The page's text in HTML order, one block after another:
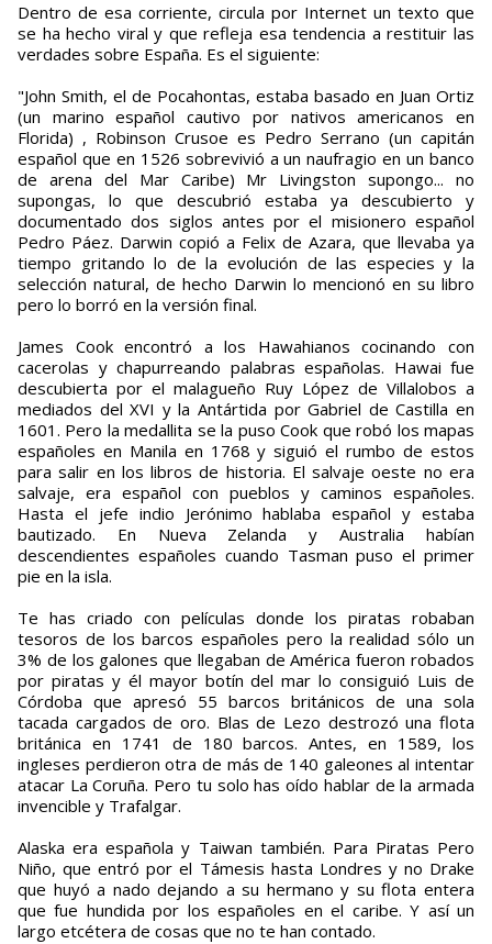
Dentro de esa corriente, circula por Internet un texto que
se ha hecho viral y que refleja esa tendencia a restituir las
verdades sobre España. Es el siguiente:
"John Smith, el de Pocahontas, estaba basado en Juan Ortiz
(un marino español cautivo por nativos americanos en
Florida) , Robinson Crusoe es Pedro Serrano (un capitán
español que en 1526 sobrevivió a un naufragio en un banco
de arena del Mar Caribe) Mr Livingston supongo... no
supongas, lo que descubrió estaba ya descubierto y
documentado dos siglos antes por el misionero español
Pedro Páez. Darwin copió a Felix de Azara, que llevaba ya
tiempo gritando lo de la evolución de las especies y la
selección natural, de hecho Darwin lo mencionó en su libro
pero lo borró en la versión final.
James Cook encontró a los Hawahianos cocinando con
cacerolas y chapurreando palabras españolas. Hawai fue
descubierta por el malagueño Ruy López de Villalobos a
mediados del XVI y la Antártida por Gabriel de Castilla en
1601. Pero la medallita se la puso Cook que robó los mapas
españoles en Manila en 1768 y siguió el rumbo de estos
para salir en los libros de historia. El salvaje oeste no era
salvaje, era español con pueblos y caminos españoles.
Hasta el jefe indio Jerónimo hablaba español y estaba
bautizado. En Nueva Zelanda y Australia habían
descendientes españoles cuando Tasman puso el primer
pie en la isla.
Te has criado con películas donde los piratas robaban
tesoros de los barcos españoles pero la realidad sólo un
3% de los galones que llegaban de América fueron robados
por piratas y él mayor botín del mar lo consiguió Luis de
Córdoba que apresó 55 barcos británicos de una sola
tacada cargados de oro. Blas de Lezo destrozó una flota
británica en 1741 de 180 barcos. Antes, en 1589, los
ingleses perdieron otra de más de 140 galeones al intentar
atacar La Coruña. Pero tu solo has oído hablar de la armada
invencible y Trafalgar.
Alaska era española y Taiwan también. Para Piratas Pero
Niño, que entró por el Támesis hasta Londres y no Drake
que huyó a nado dejando a su hermano y su flota entera
que fue hundida por los españoles en el caribe. Y así un
largo etcétera de cosas que no te han contado.